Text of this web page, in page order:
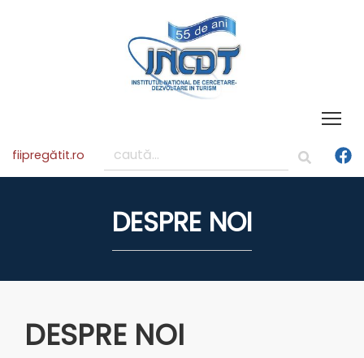
fiipregătit.ro
DESPRE NOI
DESPRE NOI